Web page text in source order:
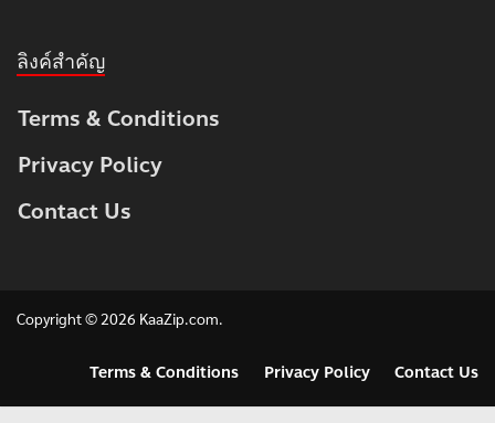
ลิงค์สำคัญ
Terms & Conditions
Privacy Policy
Contact Us
Copyright © 2026 KaaZip.com.
Terms & Conditions Privacy Policy Contact Us